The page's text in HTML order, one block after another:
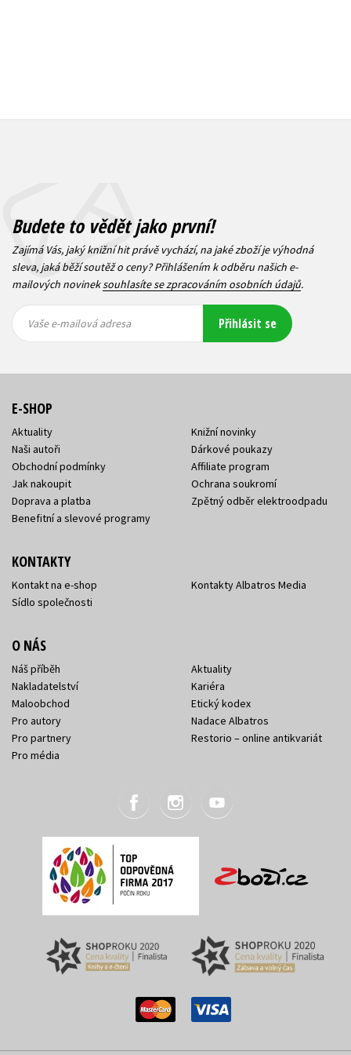
Budete to vědět jako první!
Zajímá Vás, jaký knižní hit právě vychází, na jaké zboží je výhodná
sleva, jaká běží soutěž o ceny? Přihlášením k odběru našich e-
mailových novineksouhlasíte se zpracováním osobních údajů.
mailová
mailová
Vaše e-mailová adresa Přihlásit se
E-SHOP
Aktuality
Naši autoři
Obchodní podmínky
Jak nakoupit
Doprava a platba
Benefitní a slevové programy
Knižní novinky
Dárkové poukazy
Affiliate program
Ochrana soukromí
Zpětný odběr elektroodpadu
KONTAKTY
Kontakt na e-shop
Sídlo společnosti
Kontakty Albatros Media
O NÁS
Náš příběh
Nakladatelství
Maloobchod
Pro autory
Pro partnery
Pro média
Aktuality
Kariéra
Etický kodex
Nadace Albatros
Restorio – online antikvariát